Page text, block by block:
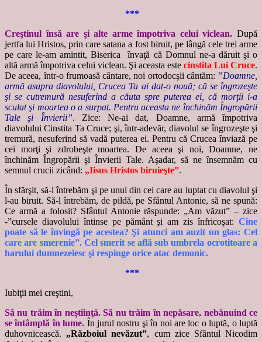
***
Creştinul însă are şi alte arme împotriva celui viclean. După
jertfa lui Hristos, prin care satana a fost biruit, pe lângă cele trei arme
pe care le-am amintit, Biserica învaţă că Domnul ne-a dăruit şi o
altă armă împotriva celui viclean. Şi aceasta este cinstita Lui Cruce.
De aceea, într-o frumoasă cântare, noi ortodocşii cântăm: ”Doamne,
armă asupra diavolului, Crucea Ta ai dat-o nouă; că se îngrozeşte
şi se cutremură nesuferind a căuta spre puterea ei, că morţii i-a
sculat şi moartea o a surpat. Pentru aceasta ne închinăm Îngropării
Tale şi Învierii”. Zice: Ne-ai dat, Doamne, armă împotriva
diavolului Cinstita Ta Cruce; şi, într-adevăr, diavolul se îngrozeşte şi
tremură, nesuferind să vadă puterea ei. Pentru că Crucea înviază pe
cei morţi şi zdrobeşte moartea. De aceea şi noi, Doamne, ne
închinăm Îngropării şi Învierii Tale. Aşadar, să ne însemnăm cu
semnul crucii zicând: „Iisus Hristos biruieşte”.
În sfărşit, să-l întrebăm şi pe unul din cei care au luptat cu diavolul şi
l-au biruit. Să-l întrebăm, de pildă, pe Sfântul Antonie, să ne spună:
Ce armă a folosit? Sfântul Antonie răspunde: „Am văzut” – zice
-”cursele diavolului întinse pe pământ şi am zis înfricoşat: Cine
poate să le învingă pe acestea? Şi atunci am auzit un glas: Cel
care are smerenie”. Cel smerit se află sub umbrela ocrotitoare a
harului dumnezeiesc şi respinge orice atac demonic.
***
Iubiţii mei creştini,
Să nu trăim în neştiinţă. Să nu trăim în nepăsare, nebănuind ce
se întâmplă în lume. În jurul nostru şi în noi are loc o luptă, o luptă
duhovnicească. „Războiul nevăzut”, cum zice Sfântul Nicodim